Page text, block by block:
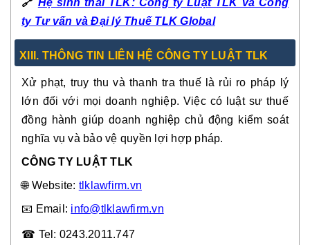
🔗 Hệ sinh thái TLK: Công ty Luật TLK và Công
ty Tư vấn và Đại lý Thuế TLK Global
X . THÔNG TIN LIÊN HỆ CÔNG TY LUẬT TLK
Xử phạt, truy thu và thanh tra thuế là rủi ro pháp lý
lớn đối với mọi doanh nghiệp. Việc có luật sư thuế
đồng hành giúp doanh nghiệpchủ động kiểm soát
nghĩa vụ và bảo vệ quyền lợi hợp pháp.
CÔNG TY LUẬT TLK
🌐Website: tlklawfirm.vn
📧 Email: info@tlklawfirm.vn
☎ Tel: 0243.2011.747